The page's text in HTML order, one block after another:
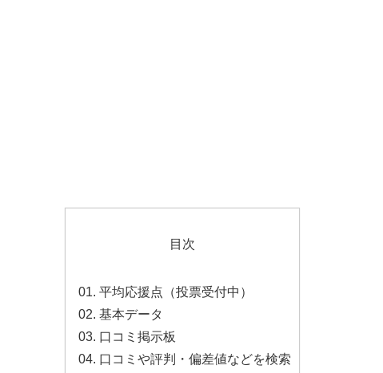
目次
平均応援点（投票受付中）
基本データ
口コミ掲示板
口コミや評判・偏差値などを検索